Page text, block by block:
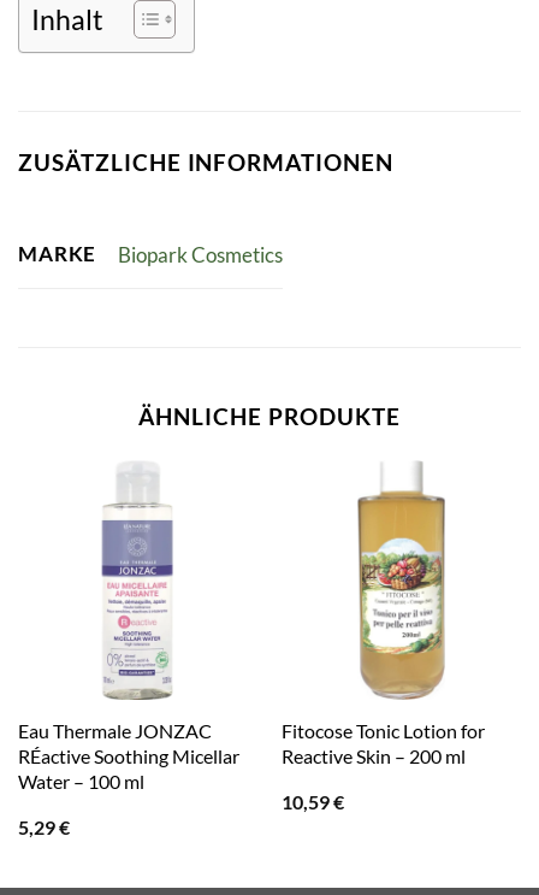
Inhalt
ZUSÄTZLICHE INFORMATIONEN
MARKE Biopark Cosmetics
ÄHNLICHE PRODUKTE
Eau Thermale JONZAC
RÉactive Soothing Micellar
Water – 100 ml
5,29€
Fitocose Tonic Lotion for
Reactive Skin – 200 ml
10,59€